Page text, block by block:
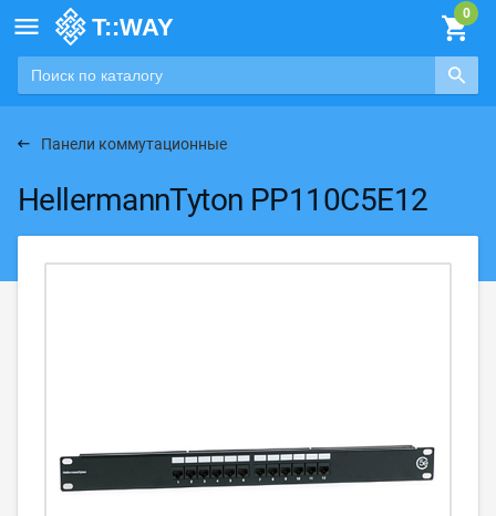

Панели коммутационные
HellermannTyton PP110C5E12